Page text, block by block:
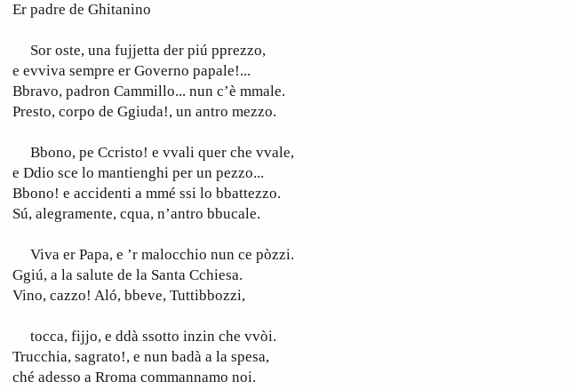
Er padre de Ghitanino
Sor oste, una fujjetta der piú pprezzo,
e evviva sempre er Governo papale!...
Bbravo, padron Cammillo... nun c’è mmale.
Presto, corpo de Ggiuda!, un antro mezzo.
Bbono, pe Ccristo! e vvali quer che vvale,
e Ddio sce lo mantienghi per un pezzo...
Bbono! e accidenti a mmé ssi lo bbattezzo.
Sú, alegramente, cqua, n’antro bbucale.
Viva er Papa, e ’r malocchio nun ce pòzzi.
Ggiú, a la salute de la Santa Cchiesa.
Vino, cazzo! Aló, bbeve, Tuttibbozzi,
tocca, fijjo, e ddà ssotto inzin che vvòi.
Trucchia, sagrato!, e nun badà a la spesa,
ché adesso a Rroma commannamo noi.